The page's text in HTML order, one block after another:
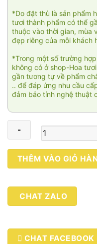
*Do đặt thù là sản phẩm
tươi thành phẩm có thể
thuộc vào thời gian, mùa
đẹp riêng của mỗi khách
*Trong một số trường
không có ở shop-Hoa
gần tương tự về phẩm
.. để đáp ứng nhu cầu
đảm bảo tính nghệ thuật
Autumn
02
lượng
THÊM VÀO GIỎ
CHAT ZALO
CHAT FACEBOOK